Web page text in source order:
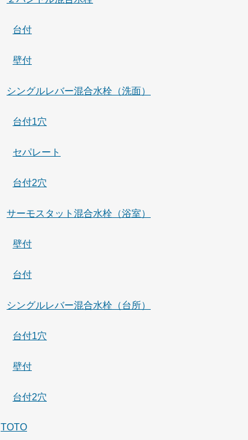
台付
壁付
シングルレバー混合水栓（洗面）
台付1穴
セパレート
台付2穴
サーモスタット混合水栓（浴室）
壁付
台付
シングルレバー混合水栓（台所）
台付1穴
壁付
台付2穴
TOTO